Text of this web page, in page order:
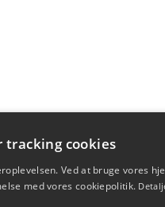
tracking cookies
Ved at bruge vores
med vores cookiepolitik.